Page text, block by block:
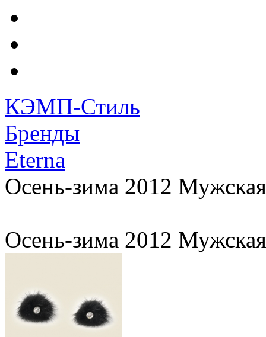
КЭМП-Стиль
Бренды
Eterna
Осень-зима 2012
Осень-зима 2012